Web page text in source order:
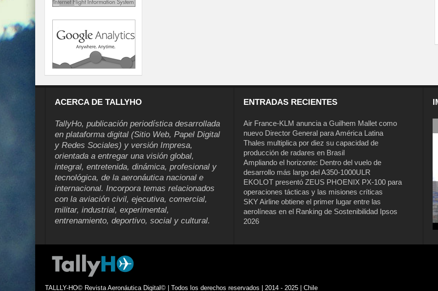
ACERCA DE TALLYHO
TallyHo, publicación periodística desarrollada
en plataforma digital (Sitio Web, Papel Digital
y Redes Sociales) y versión Impresa,
orientada a entregar una visión global,
integral, entretenida, dinámica, profesional y
tecnológica, de la aeronáutica nacional e
internacional. Incorpora temas relacionados
con la aviación civil, ejecutiva, comercial,
militar, industrial, experimental,
entrenamiento, deportivo, social y cultural.
ENTRADAS RECIENTES
Air France-KLM anuncia a Guilhem Mallet como
nuevo Director General para América Latina
Thales multiplica por diez su capacidad de
producción de radares en Brasil
Ampliando el horizonte: Dentro del vuelo de
desarrollo más largo del A350-1000ULR
EKOLOT presentó ZEUS PHOENIX PX-100 para
operaciones tácticas y las misiones críticas
SKY Airline obtiene el primer lugar entre las
aerolíneas en el Ranking de Sostenibilidad Ipsos
2026
TALLLY-HO© Revista Aeronáutica Digital© | Todos los derechos reservados | 2014 - 2025 | Chile